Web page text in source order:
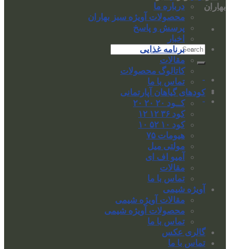
-
-
درباره ما
محصولات آویژه سبز بهاران
پرسش و پاسخ
اخبار
برنامه غذایی
مقالات
کاتالوگ محصولات
تماس با ما
کودهای گیاهان آپارتمانی
کــود ۲۰ ۲۰ ۲۰
کود ۳۶ ۱۲ ۱۲
کود ۱۰ ۵۲ ۱۰
هیومات ۷۵
مولتی میل
آمیو اف ای
مقالات
تماس با ما
آویژه شیمی
مقالات آویژه شیمی
محصولات آویژه شیمی
تماس با ما
گالری عکس
تماس با ما